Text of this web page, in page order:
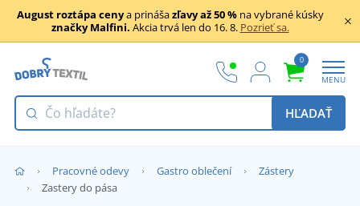
August roztápa cenya prinášazľavy až 50 %na vybrané kúsky
značky Malfini. Akcia trvá len do 16. 8. Pozrieť sa.
0
MENU
HĽADAŤ
Pracovné odevy Gastro oblečení
Zástery
Zastery do pása